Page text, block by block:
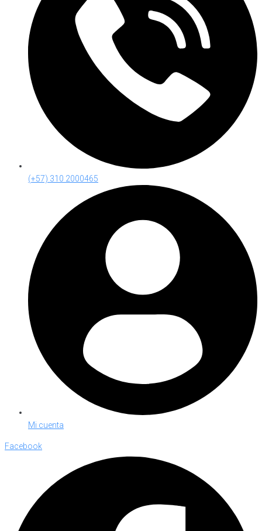
(+57) 310 2000465
Mi cuenta
Facebook